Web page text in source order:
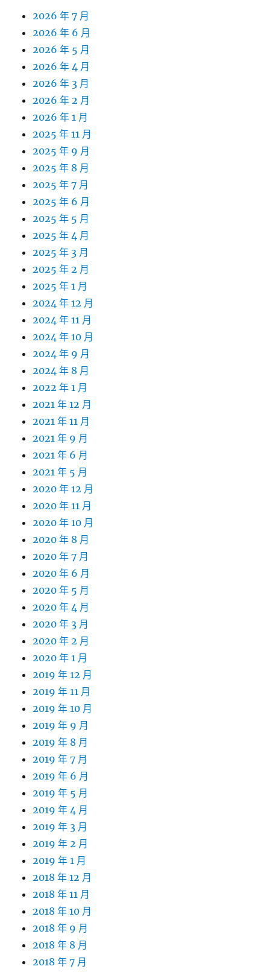
2026 年 7 月
2026 年 6 月
2026 年 5 月
2026 年 4 月
2026 年 3 月
2026 年 2 月
2026 年 1 月
2025 年 11 月
2025 年 9 月
2025 年 8 月
2025 年 7 月
2025 年 6 月
2025 年 5 月
2025 年 4 月
2025 年 3 月
2025 年 2 月
2025 年 1 月
2024 年 12 月
2024 年 11 月
2024 年 10 月
2024 年 9 月
2024 年 8 月
2022 年 1 月
2021 年 12 月
2021 年 11 月
2021 年 9 月
2021 年 6 月
2021 年 5 月
2020 年 12 月
2020 年 11 月
2020 年 10 月
2020 年 8 月
2020 年 7 月
2020 年 6 月
2020 年 5 月
2020 年 4 月
2020 年 3 月
2020 年 2 月
2020 年 1 月
2019 年 12 月
2019 年 11 月
2019 年 10 月
2019 年 9 月
2019 年 8 月
2019 年 7 月
2019 年 6 月
2019 年 5 月
2019 年 4 月
2019 年 3 月
2019 年 2 月
2019 年 1 月
2018 年 12 月
2018 年 11 月
2018 年 10 月
2018 年 9 月
2018 年 8 月
2018 年 7 月